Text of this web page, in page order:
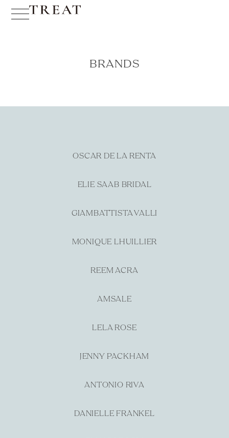
BRANDS
OSCAR DE LA RENTA
ELIE SAAB BRIDAL
GIAMBATTISTA VALLI
MONIQUE LHUILLIER
REEM ACRA
AMSALE
LELA ROSE
JENNY PACKHAM
ANTONIO RIVA
DANIELLE FRANKEL